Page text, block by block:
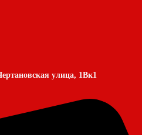
улица, 1Вк1